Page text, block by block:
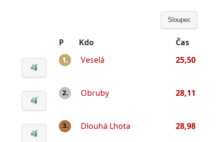
Sloupec
P Kdo Čas
1. Veselá 25,50
2. Obruby 28,11
3. Dlouhá Lhota 28,98